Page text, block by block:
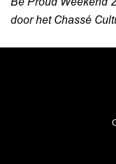
door het Chassé